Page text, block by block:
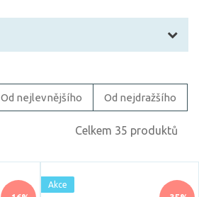
Od nejlevnějšího Od nejdražšího
Celkem 35 produktů
Akce